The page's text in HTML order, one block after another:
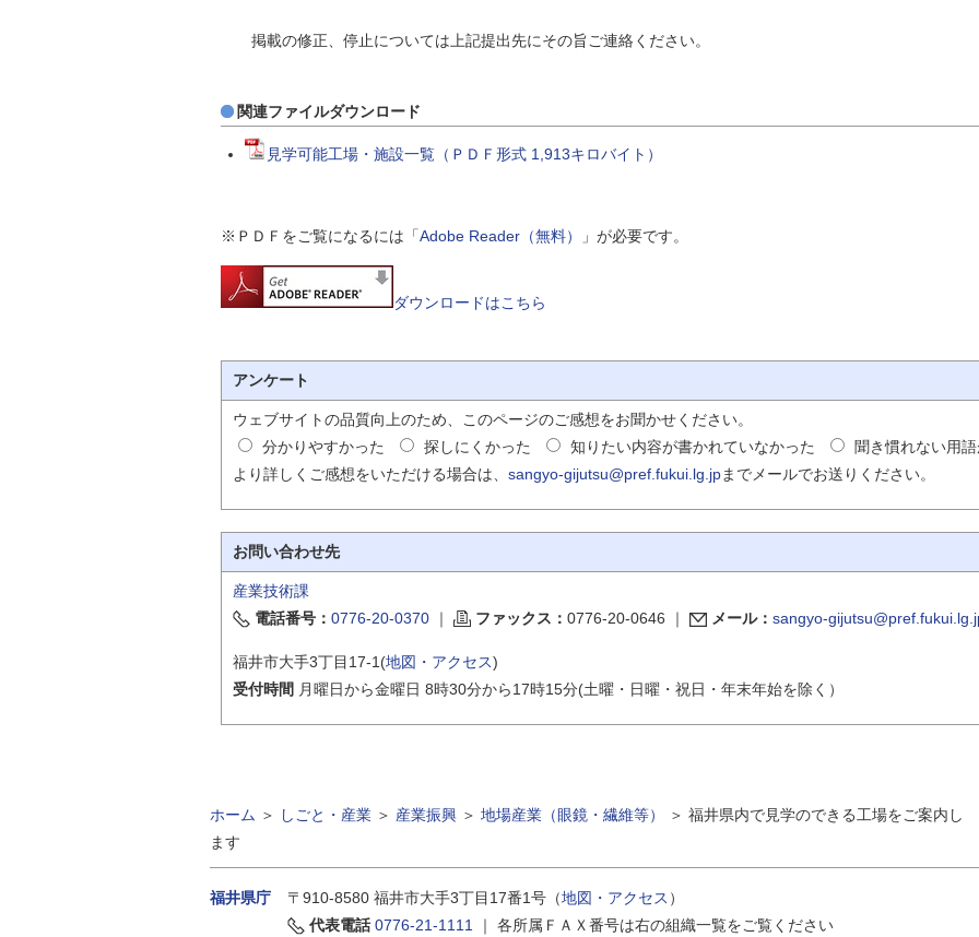
掲載の修正、停止については上記提出先にその旨ご連絡ください。
関連ファイルダウンロード
見学可能工場・施設一覧（ＰＤＦ形式 1,913キロバイト）
※ＰＤＦをご覧になるには「Adobe Reader（無料） 」が必要です。
ダウンロードはこちら
アンケート
ウェブサイトの品質向上のため、このページのご感想をお聞かせください。
分かりやすかった
探しにくかった 知りたい内容が書かれていなかった
聞き慣れない用
より詳しくご感想をいただける場合は、 sangyo-gijutsu@pref.fukui.lg.jpまでメールでお送りください。
お問い合わせ先
産業技術課
電話番号： 0776-20-0370 ｜ ファックス： 0776-20-0646 ｜ メール： sangyo-
福井市大手3丁目17-1(地図・アクセス)
受付時間 月曜日から金曜日 8時30分から17時15分(土曜・日曜・祝日・年末年始を除く）
ホーム ＞ しごと・産業 ＞ 産業振興 ＞ 地場産業（眼鏡・繊維等） ＞ 福井県内で見学のできる工場をご案内し
ます
福井県庁 〒910-8580 福井市大手3丁目17番1号（地図・アクセス ）
代表電話 0776-21-1111 ｜ 各所属ＦＡＸ番号は右の組織一覧をご覧ください